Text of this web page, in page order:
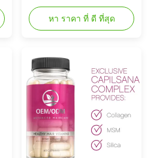
Wholesale Service Hair
Growth Vitamins Biotin
Gummies for Hair Nutrients -
high-potency biotin (Vitamin
B7) for radiant results.
Product Specifications
Attribute Value Service OEM
ODM Private Label Service
Shipping Fee Need to be
negotiated Product Name
Biotin Gummies Main
Ingredient Biotin, Vitamins
หา ราคา ที่ ดี ที่สุด